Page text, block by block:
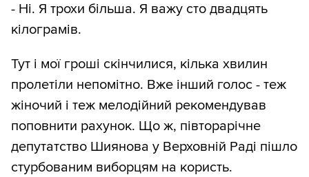
- Ні. Я трохи більша. Я важу сто двадцять
кілограмів.
Тут і мої гроші скінчилися, кілька хвилин
пролетіли непомітно. Вже інший голос - теж
жіночий і теж мелодійний рекомендував
поповнити рахунок. Що ж, півторарічне
депутатство Шиянова у Верховній Раді пішло
стурбованим виборцям на користь.